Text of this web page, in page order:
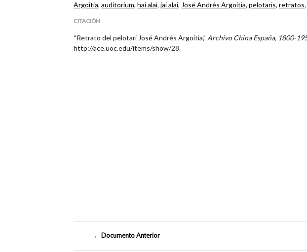
Argoitia,auditorium,hai alai,jai alai, José Andrés Argoitia,pelotaris,retratos
CITACIÓN
“Retrato del pelotari José Andrés Argoitia,”Archivo China España, 1800-
http://ace.uoc.edu/items/show/28.
← Documento Anterior